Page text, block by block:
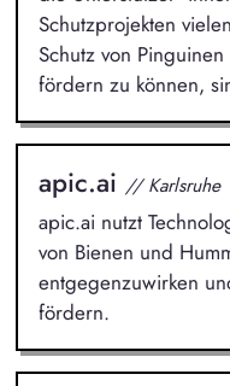
Schutzprojekten
Schutz von
fördern zu können,
apic.ai // Karlsruhe
apic.ai nutzt
von Bienen und
entgegenzuwirken
fördern.